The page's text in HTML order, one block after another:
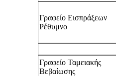
Γραφείο Εισπράξεων
Ρέθυμνο
Γραφείο Ταμειακής
Βεβαίωσης